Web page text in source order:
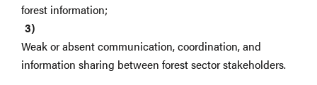
forest information;
Weak or absent communication, coordination, and
information sharing between forest sector stakeholders.